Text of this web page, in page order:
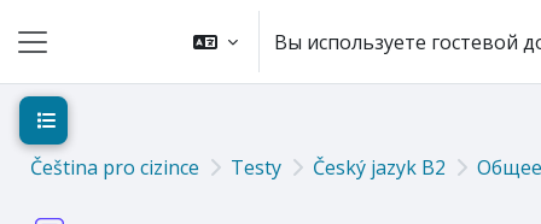
Перейти к основному содержанию
Вы используете гостевой
Čeština pro cizince Testy Český jazyk B2
Открыть оглавление курса